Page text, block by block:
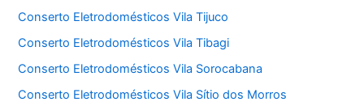
Conserto Eletrodomésticos Vila Tijuco
Conserto Eletrodomésticos Vila Tibagi
Conserto Eletrodomésticos Vila Sorocabana
Conserto Eletrodomésticos Vila Sítio dos Morros